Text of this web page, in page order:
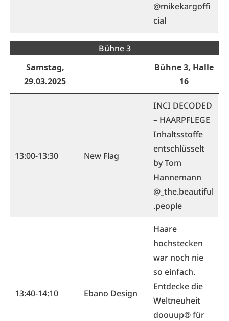
@mikekargoffi
cial
Bühne 3
Samstag,
29.03.2025
Bühne 3, Halle
16
13:00-13:30 New Flag
INCI DECODED
– HAARPFLEGE
Inhaltsstoffe
entschlüsselt
by Tom
Hannemann
@_the.beautiful
.people
13:40-14:10 Ebano Design
Haare
hochstecken
war noch nie
so einfach.
Entdecke die
Weltneuheit
doouup® für